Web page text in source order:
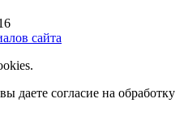
сайта
даете согласие на обработку